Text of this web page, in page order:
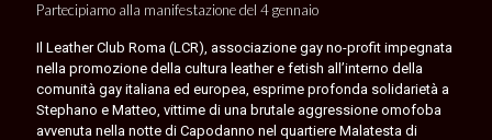
Partecipiamo alla manifestazione del 4 gennaio
Il Leather Club Roma (LCR), associazione gay no-profit impegnata
nella promozione della cultura leather e fetish all’interno della
comunità gay italiana ed europea, esprime profonda solidarietà a
Stephano e Matteo, vittime di una brutale aggressione omofoba
avvenuta nella notte di Capodanno nel quartiere Malatesta di